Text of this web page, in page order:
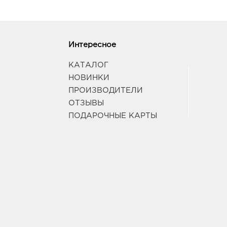
Интересное
КАТАЛОГ
НОВИНКИ
ПРОИЗВОДИТЕЛИ
ОТЗЫВЫ
ПОДАРОЧНЫЕ КАРТЫ